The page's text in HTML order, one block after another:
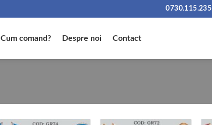
0730.115.235
Cum comand? Despre noi Contact